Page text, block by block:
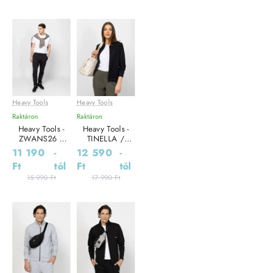
Leárazás
Heavy Tools
Raktáron
Heavy Tools -
ZWANS26 /
BLACK - Férfi
melegítő nadrág
11 190
Ft
-
tól
15 990 Ft
Leárazás
Heavy Tools
Raktáron
Heavy Tools -
TINELLA /
BLACK - Női
pulóver
12 590
Ft
-
tól
17 990 Ft